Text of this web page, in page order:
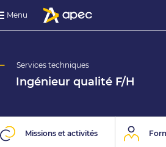
Menu
Services techniques
Ingénieur qualité F/H
Missions et activités